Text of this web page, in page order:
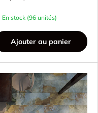
En stock (96 unités)
Ajouter au panier